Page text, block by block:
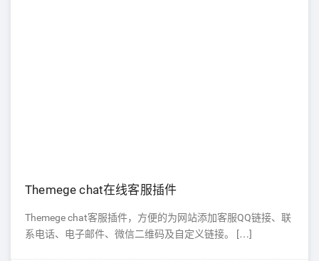
Themege chat在线客服插件
Themege chat客服插件，方便的为网站添加客服QQ链接、联
系电话、电子邮件、微信二维码及自定义链接。 […]